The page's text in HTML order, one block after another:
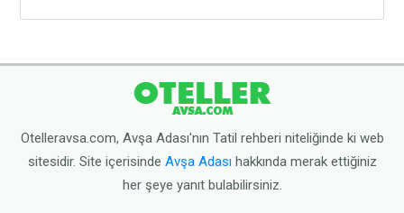
Otelleravsa.com, Avşa Adası'nın Tatil rehberi niteliğinde ki web
sitesidir. Site içerisinde Avşa Adasıhakkında merak ettiğiniz
her şeye yanıt bulabilirsiniz.